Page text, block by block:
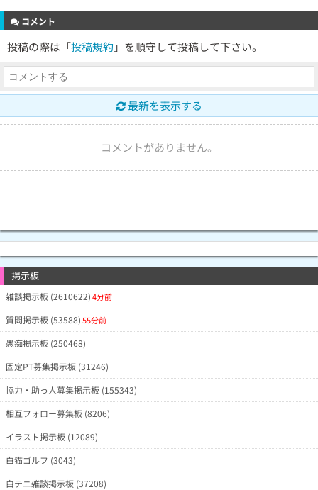
コメント
投稿の際は「投稿規約 」を順守して投稿して下さい。
最新を表示する
コメントがありません。
掲示板
雑談掲示板 (2610622)4分前
質問掲示板 (53588)55分前
愚痴掲示板 (250468)
固定PT募集掲示板 (31246)
協力・助っ人募集掲示板 (155343)
相互フォロー募集板 (8206)
イラスト掲示板 (12089)
白猫ゴルフ (3043)
白テニ雑談掲示板 (37208)